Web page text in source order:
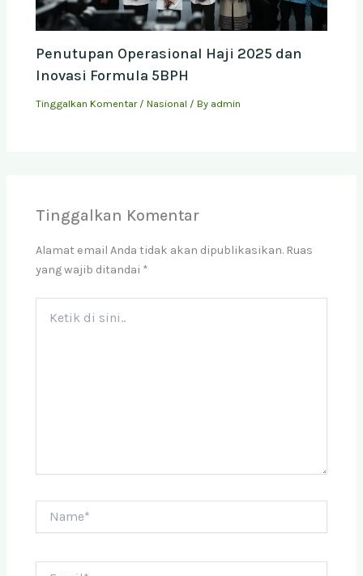
Penutupan Operasional Haji 2025 dan
Inovasi Formula 5BPH
Tinggalkan Komentar /Nasional / By admin
Tinggalkan Komentar
Alamat email Anda tidak akan dipublikasikan. Ruas
yang wajib ditandai *